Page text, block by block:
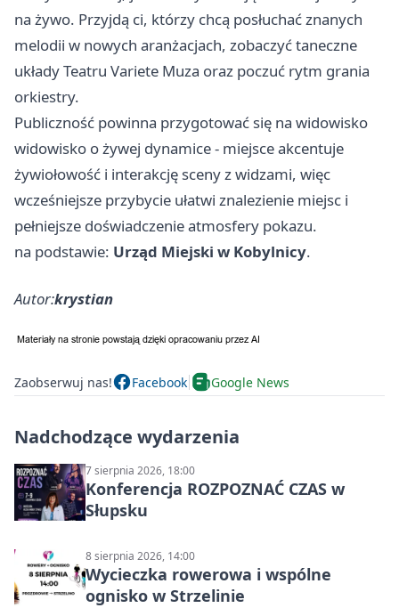
na żywo. Przyjdą ci, którzy chcą posłuchać znanych
melodii w nowych aranżacjach, zobaczyć taneczne
układy Teatru Variete Muza oraz poczuć rytm grania
orkiestry.
Publiczność powinna przygotować się na widowisko
widowisko o żywej dynamice - miejsce akcentuje
żywiołowość i interakcję sceny z widzami, więc
wcześniejsze przybycie ułatwi znalezienie miejsc i
pełniejsze doświadczenie atmosfery pokazu.
na podstawie: Urząd Miejski w Kobylnicy.
Autor:krystian
Zaobserwuj nas! Facebook Google News
Nadchodzące wydarzenia
7 sierpnia 2026, 18:00
Konferencja ROZPOZNAĆ CZAS w
Słupsku
8 sierpnia 2026, 14:00
Wycieczka rowerowa i wspólne
ognisko w Strzelinie